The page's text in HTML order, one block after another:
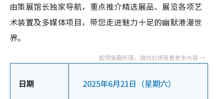
由策展馆长独家导航，重点推介精选展品、展览各项艺
术装置及多媒体项目，带您走进魅力十足的幽默港漫世
界。
日期 2025年6月21日（星期六）